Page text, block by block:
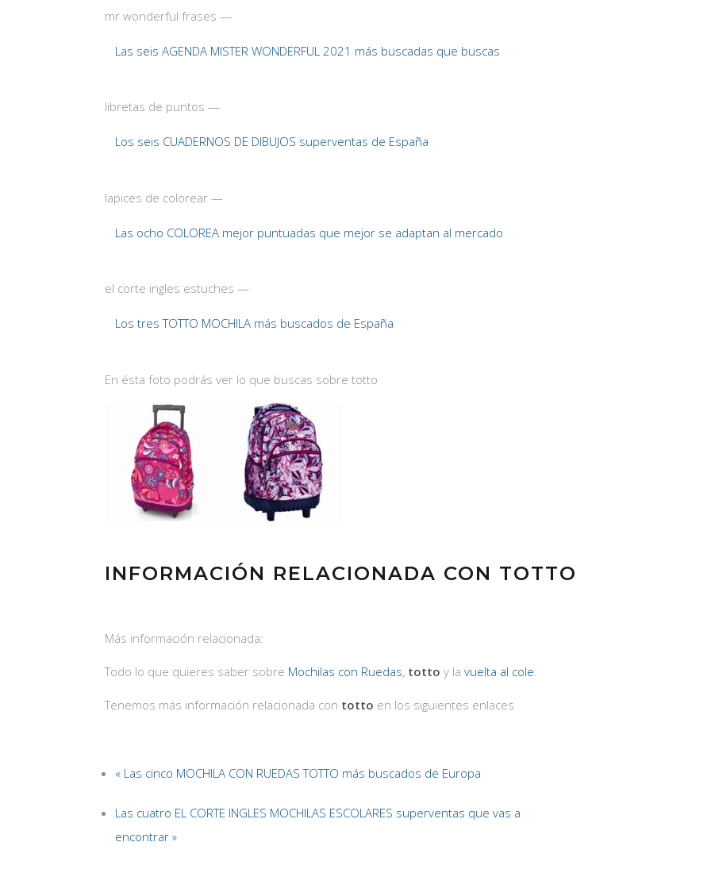
mr wonderful frases —
Las seis AGENDA MISTER WONDERFUL 2021 más buscadas que buscas
libretas de puntos —
Los seis CUADERNOS DE DIBUJOS superventas de España
lapices de colorear —
Las ocho COLOREA mejor puntuadas que mejor se adaptan al mercado
el corte ingles estuches —
Los tres TOTTO MOCHILA más buscados de España
En ésta foto podrás ver lo que buscas sobre totto
INFORMACIÓN RELACIONADA CON TOTTO
Más información relacionada:
Todo lo que quieres saber sobre Mochilas con Ruedas, totto y la vuelta al cole
Tenemos más información relacionada con totto en los siguientes enlaces
« Las cinco MOCHILA CON RUEDAS TOTTO más buscados de Europa
Las cuatro EL CORTE INGLES MOCHILAS ESCOLARES superventas que vas a
encontrar »